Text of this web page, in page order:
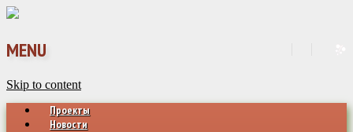
MENU
Skip to content
Проекты
Новости